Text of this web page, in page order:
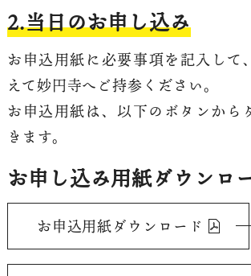
2.当日のお申し込み
お申込用紙に必要事項を記入して
えて妙円寺へご持参ください。
お申込用紙は、以下のボタンから
きます。
お申し込み用紙ダウンロ
お申込用紙ダウンロード